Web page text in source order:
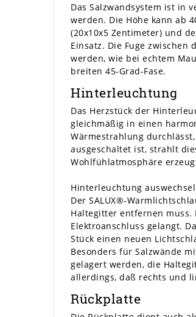
Das Salzwandsystem ist in
werden. Die Höhe kann ab
(20x10x5 Zentimeter) und
Einsatz. Die Fuge
werden, wie bei echtem
breiten 45-Grad-Fase.
Hinterleuchtung
Das Herzstück der
gleichmäßig in einen
Wärmestrahlung
ausgeschaltet ist, strahlt
Wohlfühlatmosphäre
Hinterleuchtung
Der SALUX®-
Haltegitter entfernen
Elektroanschluss gelangt.
Stück einen neuen
Besonders für Salzwände
gelagert werden, die
allerdings, daß rechts und
Rückplatte